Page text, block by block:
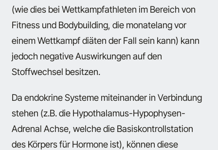
(wie dies bei Wettkampfathleten im Bereich von
Fitness und Bodybuilding, die monatelang vor
einem Wettkampf diäten der Fall sein kann) kann
jedoch negative Auswirkungen auf den
Stoffwechsel besitzen.
Da endokrine Systeme miteinander in Verbindung
stehen (z.B. die Hypothalamus-Hypophysen-
Adrenal Achse, welche die Basiskontrollstation
des Körpers für Hormone ist), können diese